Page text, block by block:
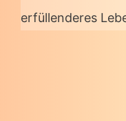
erfüllenderes